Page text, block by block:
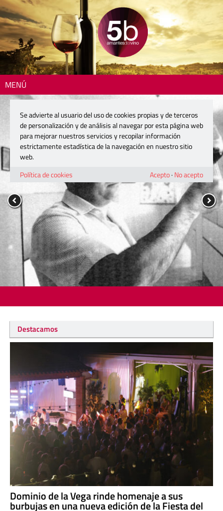
MENÚ
Destacamos
Dominio de la Vega rinde homenaje a sus
burbujas en una nueva edición de la Fiesta del
Se advierte al usuario del uso de cookies propias y de terceros
de personalización y de análisis al navegar por esta página web
para mejorar nuestros servicios y recopilar información
estrictamente estadística de la navegación en nuestro sitio
web.
Política de cookies
Acepto· No acepto